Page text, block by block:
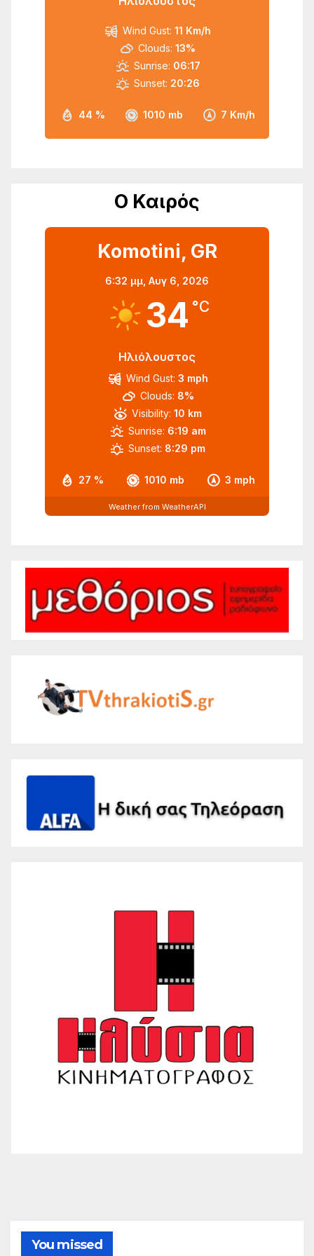
44 % 1010 mb 7 Km/h
Wind Gust: 11 Km/h
Clouds: 13%
Sunrise: 06:17
Sunset: 20:26
Ο Καιρός
Komotini, GR
6:32 μμ, Αυγ 6, 2026
34 °C
Ηλιόλουστος
27 % 1010 mb 3 mph
Wind Gust: 3 mph
Clouds: 8%
Visibility: 10 km
Sunrise: 6:19 am
Sunset: 8:29 pm
Weather from WeatherAPI
You missed